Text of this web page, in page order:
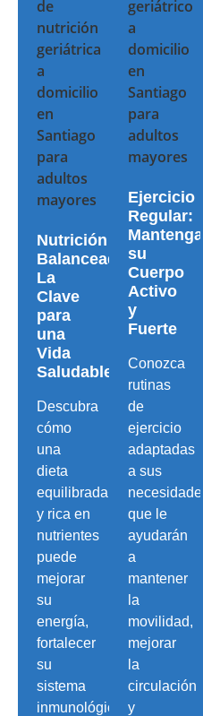
Nutrición
Balanceada:
La
Clave
para
una
Vida
Saludable
Descubra
cómo
una
dieta
equilibrada
y rica en
nutrientes
puede
mejorar
su
energía,
fortalecer
su
sistema
inmunológico
Ejercicio
Regular:
Mantenga
su
Cuerpo
Activo
y
Fuerte
Conozca
rutinas
de
ejercicio
adaptadas
a sus
necesidades
que le
ayudarán
a
mantener
la
movilidad,
mejorar
la
circulación
y